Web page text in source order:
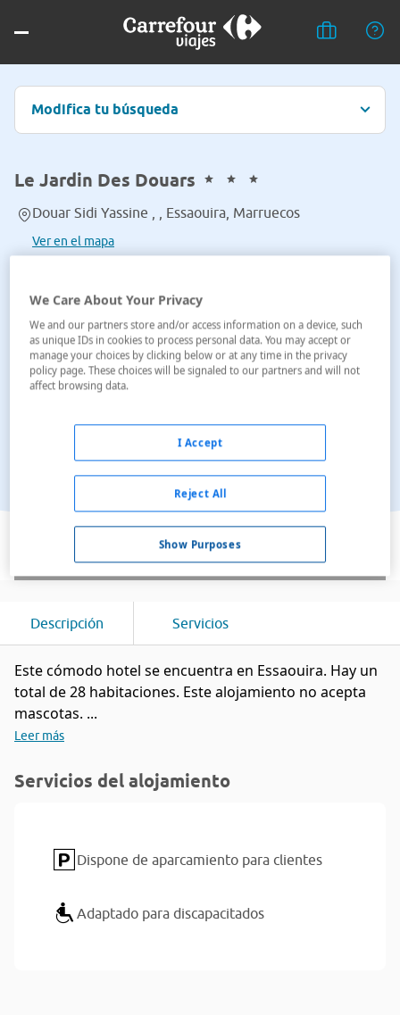
Modifica tu búsqueda
Le Jardin Des Douars
Douar Sidi Yassine , , Essaouira, Marruecos
Ver en el mapa
Ver en el mapa
Descripción Servicios
Este cómodo hotel se encuentra en Essaouira. Hay un
total de 28 habitaciones. Este alojamiento no acepta
mascotas. ...
Leer más
Servicios del alojamiento
Dispone de aparcamiento para clientes
Adaptado para discapacitados
We Care About Your Privacy
We and our partners store and/or access information on a device, such
as unique IDs in cookies to process personal data. You may accept or
manage your choices by clicking below or at any time in the privacy
policy page. These choices will be signaled to our partners and will not
affect browsing data.
Show Purposes
Reject All
I Accept